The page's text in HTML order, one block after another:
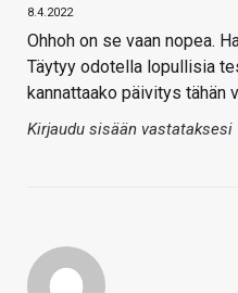
8.4.2022
Ohhoh on se vaan nopea.
Täytyy odotella lopullisia
kannattaako päivitys tähän
Kirjaudu sisään vastataksesi